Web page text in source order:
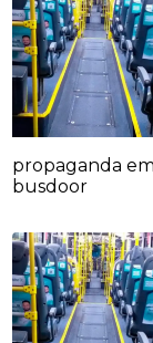
propaganda
busdoor